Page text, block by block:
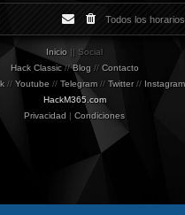
Todos los
Inicio || Social
Hack Classic//Blog // Contacto
// Youtube // Telegram // Twitter// Instagram
HackM365.com
Privacidad | Condiciones